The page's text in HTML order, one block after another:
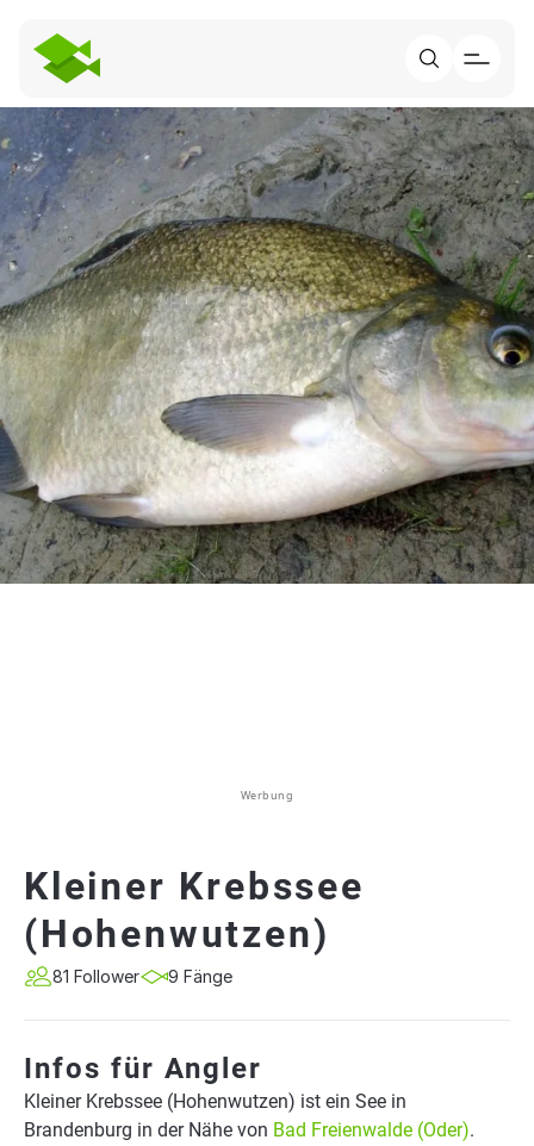
Werbung
Kleiner Krebssee
(Hohenwutzen)
81 Follower 9 Fänge
Infos für Angler
Kleiner Krebssee (Hohenwutzen) ist ein See in
Brandenburg in der Nähe von Bad Freienwalde (Oder).